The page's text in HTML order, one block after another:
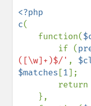
<?php
c(
    function(
        if (
([\w]+)$/' ,
$matches [1];
        return